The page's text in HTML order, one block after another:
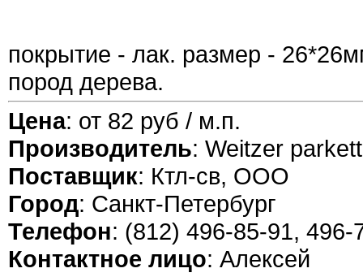
покрытие - лак. размер -
пород дерева.
Цена: от 82 руб / м.п.
Производитель: Weitzer parkett
Поставщик: Ктл-св, ООО
Город: Санкт-Петербург
Телефон: (812) 496-85-91, 496-
Контактное лицо: Алексей